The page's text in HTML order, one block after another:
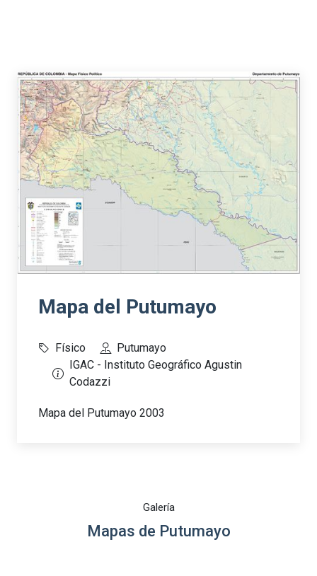
Mapa del Putumayo
Físico
Putumayo
IGAC - Instituto Geográfico Agustin
Codazzi
Mapa del Putumayo 2003
Galería
Mapas de Putumayo